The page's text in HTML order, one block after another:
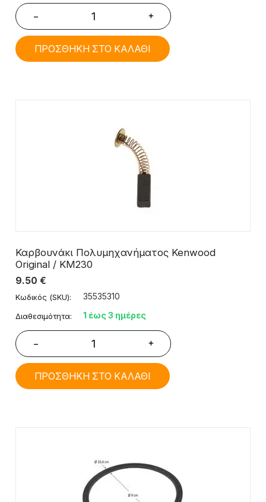
− +
ΠΡΟΣΘΗΚΗ ΣΤΟ ΚΑΛΑΘΙ
Καρβουνάκι Πολυμηχανήματος Kenwood
Original / KM230
9.50 €
Κωδικός (SKU): 35535310
Διαθεσιμότητα: 1 έως 3 ημέρες
− +
ΠΡΟΣΘΗΚΗ ΣΤΟ ΚΑΛΑΘΙ